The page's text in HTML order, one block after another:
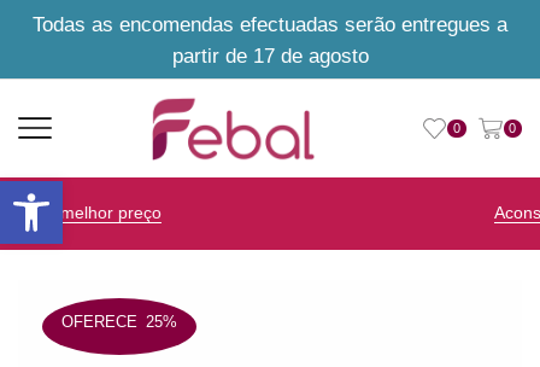
Todas as encomendas efectuadas serão entregues a
partir de 17 de agosto
0 0
OFERECE 25%
Open toolbar